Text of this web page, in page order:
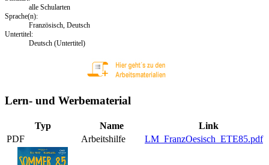
alle Schularten
Sprache(n):
Französisch, Deutsch
Untertitel:
Deutsch (Untertitel)
Lern- und Werbematerial
Typ Name
Link
PDF
Arbeitshilfe LM_FranzOesisch_ETE85.pdf